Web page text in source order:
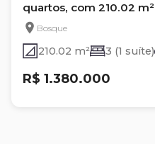
quartos, com 210.02 m²
Bosque
210.02 m² 3 (1 suíte)
R$ 1.380.000